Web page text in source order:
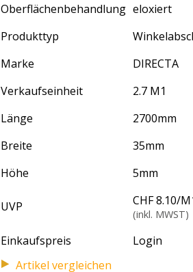
Oberflächenbehandlung eloxiert
Produkttyp
Marke
DIRECTA
Verkaufseinheit
2.7 M1
Länge
2700mm
Breite
35mm
Höhe
5mm
UVP CHF 8.10/
(inkl. MWST)
Einkaufspreis Login